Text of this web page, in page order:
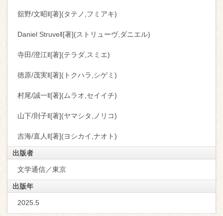
舘野/文昭‖[著](タテノ,フミアキ)
Daniel Struve‖[著](ストリューヴ,ダニエル)
寺田/澄江‖[著](テラダ,スミエ)
徳原/茂実‖[著](トクハラ,シゲミ)
村尾/誠一‖[著](ムラオ,セイイチ)
山下/則子‖[著](ヤマシタ,ノリコ)
吉海/直人‖[著](ヨシカイ,ナオト)
出版者
文学通信／東京
出版年
2025.5